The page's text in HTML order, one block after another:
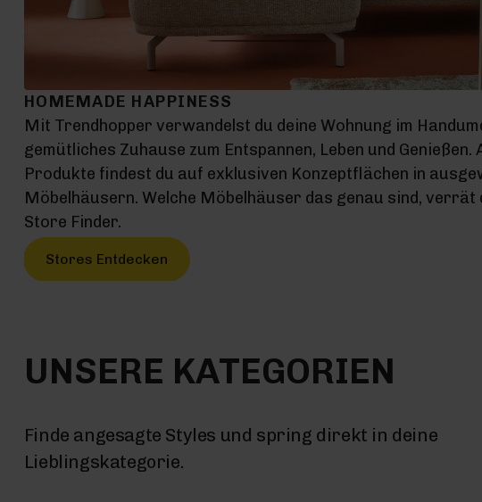
HOMEMADE HAPPINESS
Mit Trendhopper verwandelst du deine Wohnung im
gemütliches Zuhause zum Entspannen, Leben und Genießen.
Produkte findest du auf exklusiven Konzeptflächen in
Möbelhäusern. Welche Möbelhäuser das genau sind, verrät
Store Finder.
Stores Entdecken
UNSERE KATEGORIEN
Finde angesagte Styles und spring direkt in deine
Lieblingskategorie.